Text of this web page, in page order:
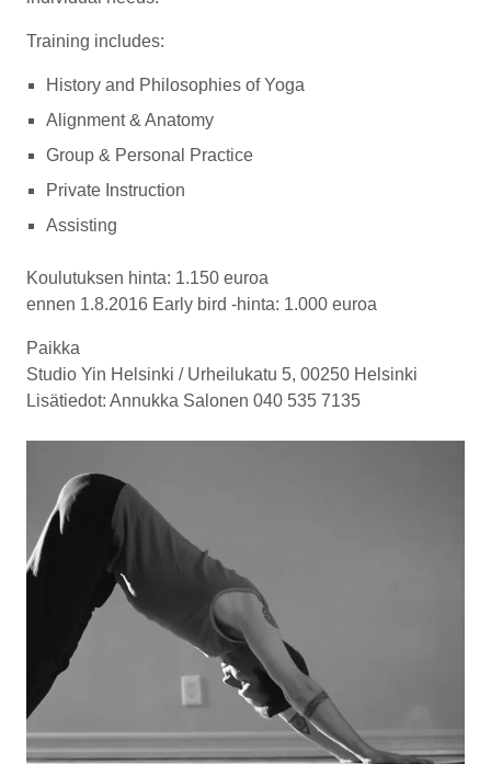
Training includes:
History and Philosophies of Yoga
Alignment & Anatomy
Group & Personal Practice
Private Instruction
Assisting
Koulutuksen hinta: 1.150 euroa
ennen 1.8.2016 Early bird -hinta: 1.000 euroa
Paikka
Studio Yin Helsinki / Urheilukatu 5, 00250 Helsinki
Lisätiedot: Annukka Salonen 040 535 7135